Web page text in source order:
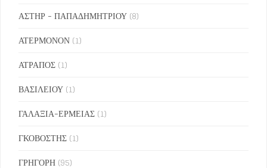
ΑΣΤΗΡ - ΠΑΠΑΔΗΜΗΤΡΙΟΥ (8)
ΑΤΕΡΜΟΝΟΝ (1)
ΑΤΡΑΠΟΣ (1)
ΒΑΣΙΛΕΙΟΥ (1)
ΓΑΛΑΞΙΑ-ΕΡΜΕΙΑΣ (1)
ΓΚΟΒΟΣΤΗΣ (1)
ΓΡΗΓΟΡΗ (95)